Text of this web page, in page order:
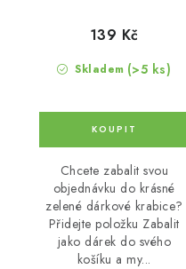
Skladem (>5 ks)
139 Kč
Chcete zabalit svou
objednávku do krásné
zelené dárkové krabice?
Přidejte položku Zabalit
jako dárek do svého
košíku a my...